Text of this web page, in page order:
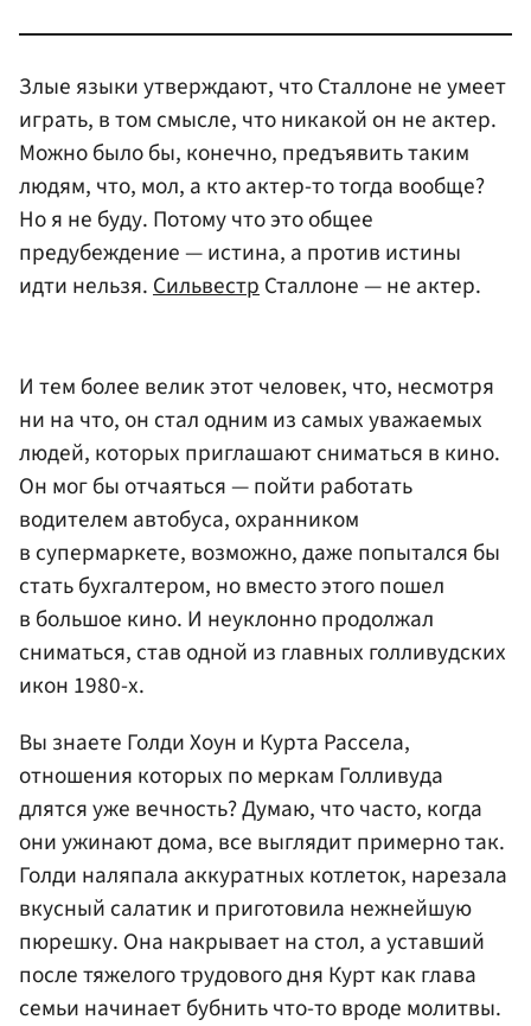
Злые языки утверждают, что Сталлоне не умеет
играть, в том смысле, что никакой он не актер.
Можно было бы, конечно, предъявить таким
людям, что, мол, а кто актер-то тогда вообще?
Но я не буду. Потому что это общее
предубеждение — истина, а против истины
идти нельзя.СильвестрСталлоне — не актер.
И тем более велик этот человек, что, несмотря
ни на что, он стал одним из самых уважаемых
людей, которых приглашают сниматься в кино.
Он мог бы отчаяться — пойти работать
водителем автобуса, охранником
в супермаркете, возможно, даже попытался бы
стать бухгалтером, но вместо этого пошел
в большое кино. И неуклонно продолжал
сниматься, став одной из главных голливудских
икон 1980-х.
Вы знаете Голди Хоун и Курта Рассела,
отношения которых по меркам Голливуда
длятся уже вечность? Думаю, что часто, когда
они ужинают дома, все выглядит примерно так.
Голди наляпала аккуратных котлеток, нарезала
вкусный салатик и приготовила нежнейшую
пюрешку. Она накрывает на стол, а уставший
после тяжелого трудового дня Курт как глава
семьи начинает бубнить что-то вроде молитвы.